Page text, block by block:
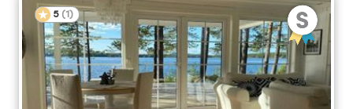
5 (1 )